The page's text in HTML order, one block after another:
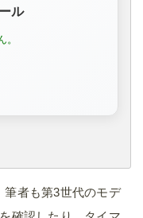
ル
。
筆者も第3世代のモデ